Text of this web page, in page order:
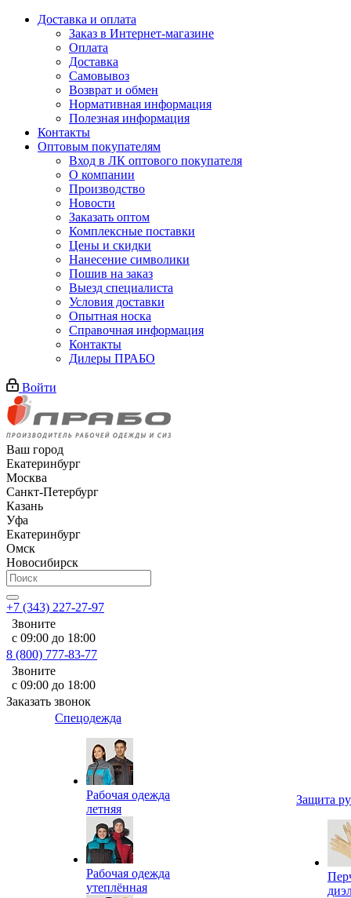
Доставка и оплата
Заказ в Интернет-магазине
Оплата
Доставка
Самовывоз
Возврат и обмен
Нормативная информация
Полезная информация
Контакты
Оптовым покупателям
Вход в ЛК оптового покупателя
О компании
Производство
Новости
Заказать оптом
Комплексные поставки
Цены и скидки
Нанесение символики
Пошив на заказ
Выезд специалиста
Условия доставки
Опытная носка
Справочная информация
Контакты
Дилеры ПРАБО
Войти
Ваш город
Екатеринбург
Москва
Санкт-Петербург
Казань
Уфа
Екатеринбург
Омск
Новосибирск
+7 (343) 227-27-97
Звоните
с 09:00 до 18:00
8 (800) 777-83-77
Звоните
с 09:00 до 18:00
Заказать звонок
Спецодежда
Рабочая одежда
летняя
Рабочая одежда
утеплённая
Защита